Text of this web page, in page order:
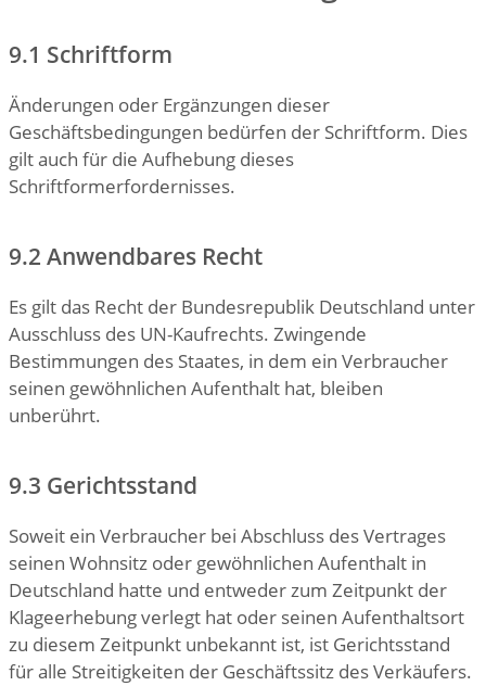
9.1 Schriftform
Änderungen oder Ergänzungen dieser
Geschäftsbedingungen bedürfen der Schriftform. Dies
gilt auch für die Aufhebung dieses
Schriftformerfordernisses.
9.2 Anwendbares Recht
Es gilt das Recht der Bundesrepublik Deutschland unter
Ausschluss des UN-Kaufrechts. Zwingende
Bestimmungen des Staates, in dem ein Verbraucher
seinen gewöhnlichen Aufenthalt hat, bleiben
unberührt.
9.3 Gerichtsstand
Soweit ein Verbraucher bei Abschluss des Vertrages
seinen Wohnsitz oder gewöhnlichen Aufenthalt in
Deutschland hatte und entweder zum Zeitpunkt der
Klageerhebung verlegt hat oder seinen Aufenthaltsort
zu diesem Zeitpunkt unbekannt ist, ist Gerichtsstand
für alle Streitigkeiten der Geschäftssitz des Verkäufers.